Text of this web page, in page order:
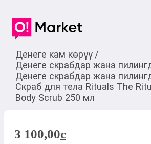
Денеге кам көрүү /
Денеге скрабдар жана
Денеге скрабдар жана
Скраб для тела Rituals The
Body Scrub 250 мл
3 100,00c